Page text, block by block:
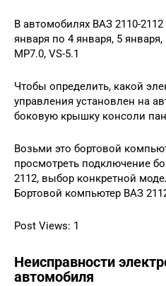
В автомобилях ВАЗ 2110-
января по 4 января, 5
MP7.0, VS-5.1
Чтобы определить, какой
управления установлен на
боковую крышку консоли
Возьми это бортовой
просмотреть подключение
2112, выбор конкретной
Бортовой компьютер ВАЗ
Post Views: 1
Неисправности
автомобиля